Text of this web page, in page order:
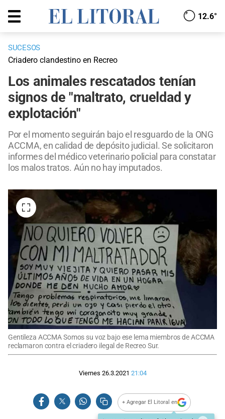
12.6°
SUCESOS
Criadero clandestino en Recreo
Los animales rescatados tenían
signos de "maltrato, crueldad y
explotación"
Por el momento seguirán bajo el resguardo de la ONG
ACCMA, en calidad de depósito judicial. Se solicitaron
informes del médico veterinario policial para constatar
los malos tratos. Aún no hay imputados.
Gentileza ACCMA Somos su voz bajo ese lema miembros de ACCMA
reclamaron contra el criadero ilegal de Recreo Sur.
Viernes 26.3.2021 21:04
+ Agregar El Litoral en